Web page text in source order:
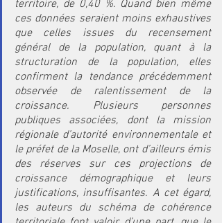
territoire, de 0,40 %. Quand bien même
ces données seraient moins exhaustives
que celles issues du recensement
général de la population, quant à la
structuration de la population, elles
confirment la tendance précédemment
observée de ralentissement de la
croissance. Plusieurs personnes
publiques associées, dont la mission
régionale d’autorité environnementale et
le préfet de la Moselle, ont d’ailleurs émis
des réserves sur ces projections de
croissance démographique et leurs
justifications, insuffisantes. A cet égard,
les auteurs du schéma de cohérence